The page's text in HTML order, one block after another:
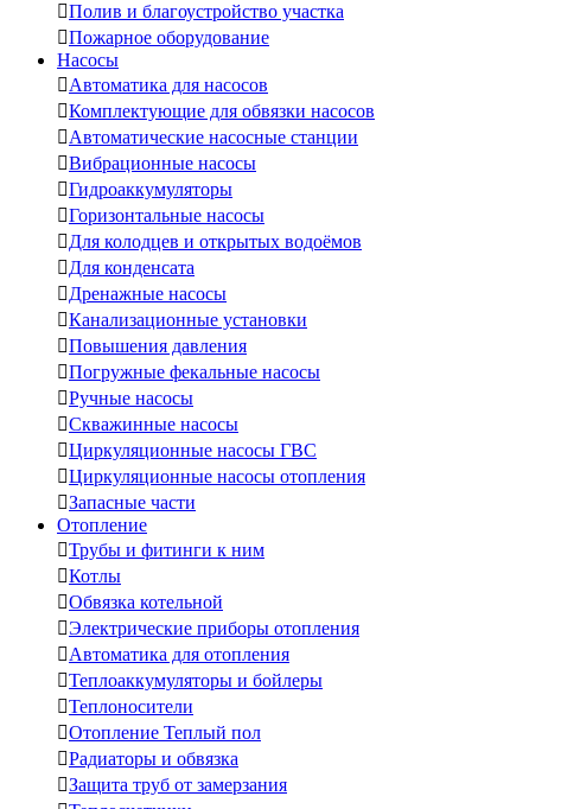
Полив и благоустройство участка
Пожарное оборудование
Насосы
Автоматика для насосов
Комплектующие для обвязки насосов
Автоматические насосные станции
Вибрационные насосы
Гидроаккумуляторы
Горизонтальные насосы
Для колодцев и открытых водоёмов
Для конденсата
Дренажные насосы
Канализационные установки
Повышения давления
Погружные фекальные насосы
Ручные насосы
Скважинные насосы
Циркуляционные насосы ГВС
Циркуляционные насосы отопления
Запасные части
Отопление
Трубы и фитинги к ним
Котлы
Обвязка котельной
Электрические приборы отопления
Автоматика для отопления
Теплоаккумуляторы и бойлеры
Теплоносители
Отопление Теплый пол
Радиаторы и обвязка
Защита труб от замерзания